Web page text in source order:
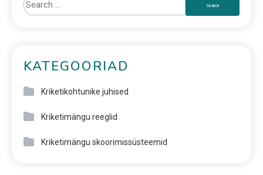
KATEGOORIAD
Kriketikohtunike juhised
Kriketimängu reeglid
Kriketimängu skoorimissüsteemid